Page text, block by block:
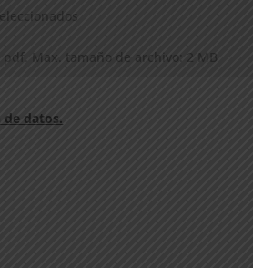
Max. tamaño de archivo: 2 MB
de datos.